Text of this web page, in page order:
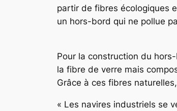
partir de fibres écologiques
un hors-bord qui ne pollue
Pour la construction du
la fibre de verre mais
Grâce à ces fibres
« Les navires industriels se